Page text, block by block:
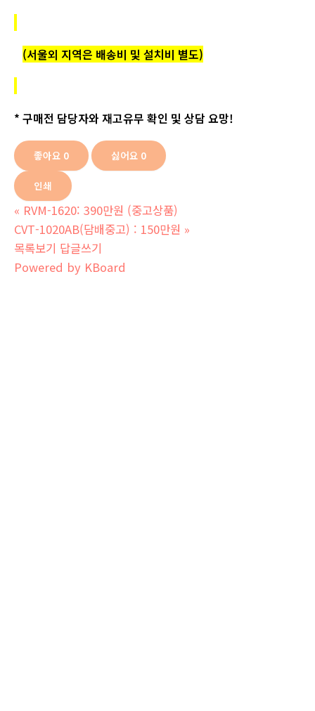
(서울외 지역은 배송비 및 설치비 별도)
* 구매전 담당자와 재고유무 확인 및 상담 요망!
좋아요 0 싫어요 0
인쇄
« RVM-1620: 390만원 (중고상품)
CVT-1020AB(담배중고) : 150만원 »
목록보기 답글쓰기
Powered by KBoard